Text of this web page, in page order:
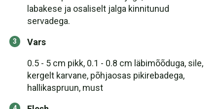
labakese ja osaliselt jalga kinnitunud
servadega.
Vars
0.5 - 5 cm pikk, 0.1 - 0.8 cm läbimõõduga, sile,
kergelt karvane, põhjaosas pikirebadega,
hallikaspruun, must